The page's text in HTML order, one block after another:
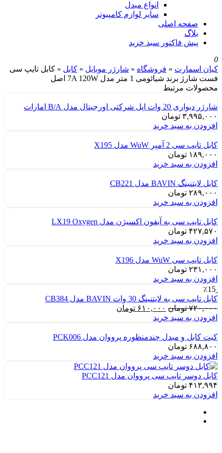
انواع مبدل
سایر لوازم کامپیوتر
صفحه اصلی
بلاگ
پیش فاکتور سبد خرید
0
کیان اسمارت » فروشگاه » شارژر موبایل » کابل » کابل تایپ سی
فست شارژ برند شیائومی 1 متر مدل 7A 120W اصل
محصولات مرتبط
شارژر دیواری 20 وات اپل شرکتی اورجینال مدل B/A امارات
۳,۹۹۵,۰۰۰ تومان
افزودن به سبد خرید
کابل تایپ سی 2 آمپر WuW مدل X195
۱۸۹,۰۰۰ تومان
افزودن به سبد خرید
کابل لایتنینگ BAVIN مدل CB221
۲۸۹,۰۰۰ تومان
افزودن به سبد خرید
کابل تایپ سی به آیفون اکسیژن مدل LX19 Oxygen
۴۲۷,۵۷۰ تومان
افزودن به سبد خرید
کابل تایپ سی WuW مدل X196
۲۳۱,۰۰۰ تومان
افزودن به سبد خرید
٪15
کابل تایپ سی به لایتنینگ 30 وات BAVIN مدل CB384
۷۲۰,۰۰۰ تومان قیمت
اصلی:
بود.
۶۱۰,۰۰۰ تومان
افزودن به سبد خرید
کیت کابل و مبدل چندمنظوره پرووان مدل PCK006
۶۸۸,۸۰۰ تومان
افزودن به سبد خرید
کابل دوسر تایپ سی پرووان مدل PCC121
۴۱۳,۹۹۴ تومان
افزودن به سبد خرید